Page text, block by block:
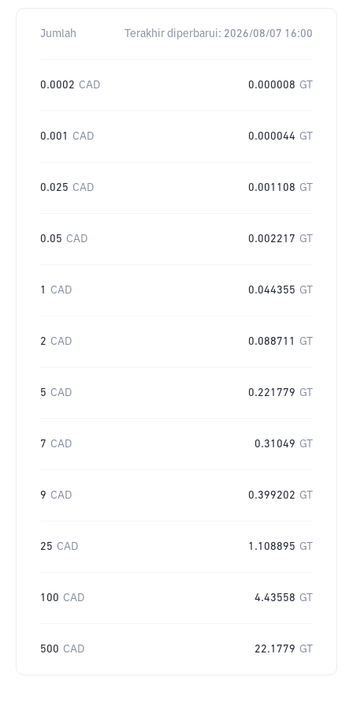
Jumlah Terakhir diperbarui: 2026/08/07 16:00
0.0002 CAD 0.000008 GT
0.001 CAD 0.000044 GT
0.025 CAD 0.001108 GT
0.05 CAD 0.002217 GT
1 CAD 0.044355 GT
2 CAD 0.088711 GT
5 CAD 0.221779 GT
7 CAD 0.31049 GT
9 CAD 0.399202 GT
25 CAD 1.108895 GT
100 CAD 4.43558 GT
500 CAD 22.1779 GT